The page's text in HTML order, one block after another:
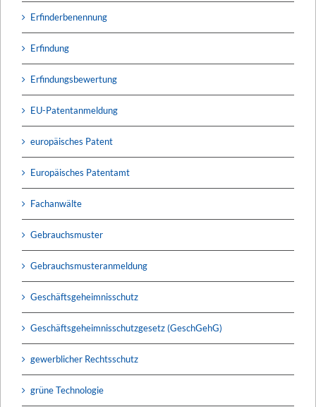
Erfinderbenennung
Erfindung
Erfindungsbewertung
EU-Patentanmeldung
europäisches Patent
Europäisches Patentamt
Fachanwälte
Gebrauchsmuster
Gebrauchsmusteranmeldung
Geschäftsgeheimnisschutz
Geschäftsgeheimnisschutzgesetz (GeschGehG)
gewerblicher Rechtsschutz
grüne Technologie